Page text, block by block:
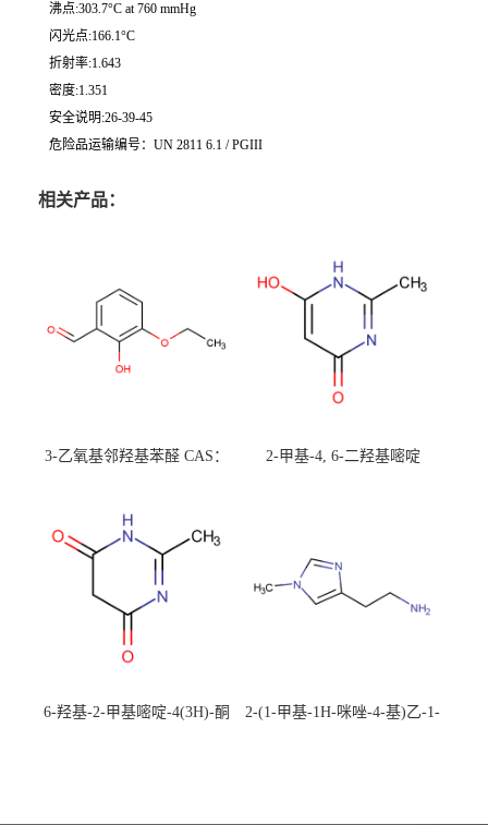
沸点:303.7°C at 760 mmHg
闪光点:166.1°C
折射率:1.643
密度:1.351
安全说明:26-39-45
危险品运输编号：UN 2811 6.1 / PGIII
相关产品：
3-乙氧基邻羟基苯醛 CAS：
校可先用后付
2-甲基-4, 6-二羟基嘧啶
6-羟基-2-甲基嘧啶-4(3H)-酮
2-(1-甲基-1H-咪唑-4-基)乙-1-